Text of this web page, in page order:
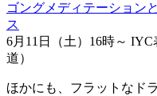
ゴングメディテーション
ス
6月11日（土）16時～
道）
ほかにも、フラットなド